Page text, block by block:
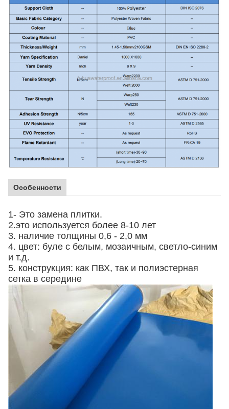
Особенности
1- Это замена плитки.
2.это используется более 8-10 лет
3. наличие толщины 0,6 - 2,0 мм
4. цвет: буле с белым, мозаичным, светло-синим
и т.д.
5. конструкция: как ПВХ, так и полиэстерная
сетка в середине